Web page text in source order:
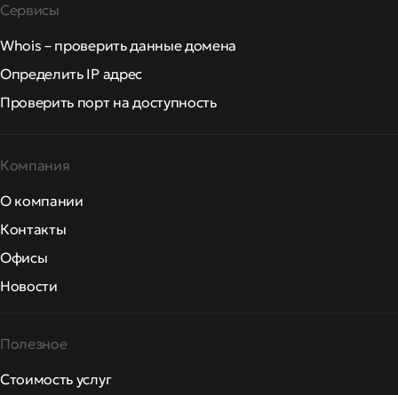
Сервисы
Whois – проверить данные домена
Определить IP адрес
Проверить порт на доступность
Компания
О компании
Контакты
Офисы
Новости
Полезное
Стоимость услуг